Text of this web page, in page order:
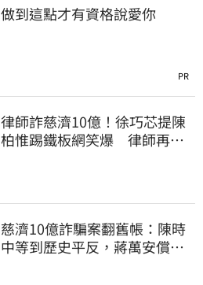
做到這點才有資格說愛你
PR
律師詐慈濟10億！徐巧芯提陳
柏惟踢鐵板網笑爆 律師再曬1
慈濟10億詐騙案翻舊帳：陳時
中等到歷史平反，蔣萬安償還